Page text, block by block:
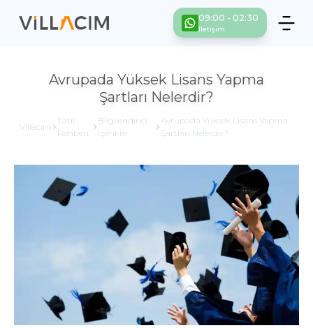
09:00 - 02:30
İletişim
Avrupada Yüksek Lisans Yapma
Şartları Nelerdir?
Villacım
Tatil
Rehberi
Bilgilendirici
İçerikler
Avrupada Yüksek Lisans Yapma
Şartları Nelerdir?